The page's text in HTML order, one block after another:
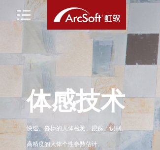
体感技术
快速、鲁棒的人体检测、跟踪、识别。
高精度的人体个性参数估计。